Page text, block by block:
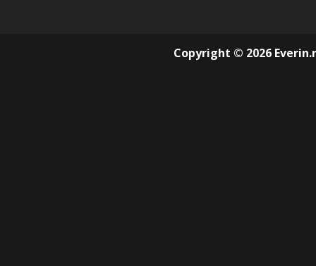
Copyright © 2026